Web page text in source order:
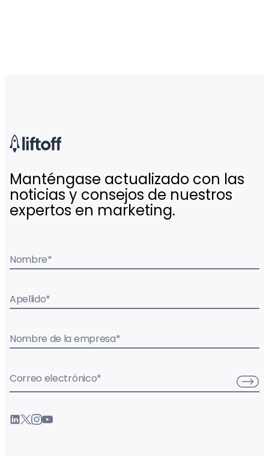
Manténgase actualizado con las
noticias y consejos de nuestros
expertos en marketing.
Nombre*
Apellido*
Nombre de la empresa*
Correo electrónico*